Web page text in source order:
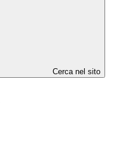
Cerca nel sito